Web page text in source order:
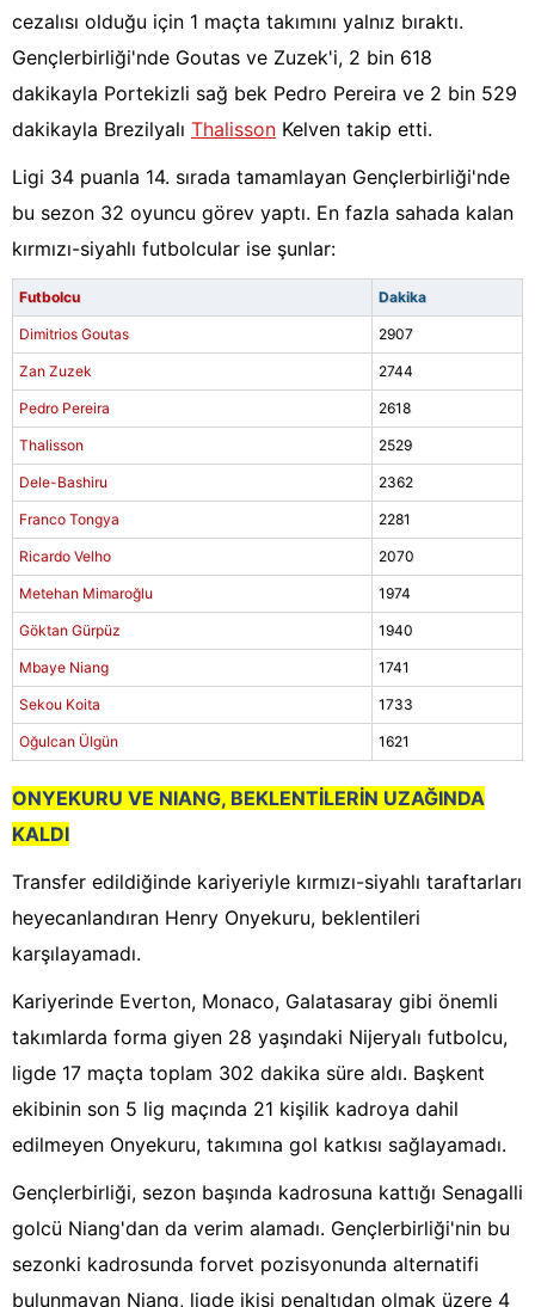
cezalısı olduğu için 1 maçta takımını yalnız bıraktı.
Gençlerbirliği'nde Goutas ve Zuzek'i, 2 bin 618
dakikayla Portekizli sağ bek Pedro Pereira ve 2 bin 529
dakikayla Brezilyalı Thalisson Kelven takip etti.
Ligi 34 puanla 14. sırada tamamlayan Gençlerbirliği'nde
bu sezon 32 oyuncu görev yaptı. En fazla sahada kalan
kırmızı-siyahlı futbolcular ise şunlar:
Futbolcu Dakika
Dimitrios Goutas 2907
Zan Zuzek 2744
Pedro Pereira 2618
Thalisson 2529
Dele-Bashiru 2362
Franco Tongya 2281
Ricardo Velho 2070
Metehan Mimaroğlu 1974
Göktan Gürpüz 1940
Mbaye Niang 1741
Sekou Koita 1733
Oğulcan Ülgün 1621
ONYEKURU VE NIANG, BEKLENTİLERİN UZAĞINDA
KALDI
Transfer edildiğinde kariyeriyle kırmızı-siyahlı taraftarları
heyecanlandıran Henry Onyekuru, beklentileri
karşılayamadı.
Kariyerinde Everton, Monaco, Galatasaray gibi önemli
takımlarda forma giyen 28 yaşındaki Nijeryalı futbolcu,
ligde 17 maçta toplam 302 dakika süre aldı. Başkent
ekibinin son 5 lig maçında 21 kişilik kadroya dahil
edilmeyen Onyekuru, takımına gol katkısı sağlayamadı.
Gençlerbirliği, sezon başında kadrosuna kattığı Senagalli
golcü Niang'dan da verim alamadı. Gençlerbirliği'nin bu
sezonki kadrosunda forvet pozisyonunda alternatifi
bulunmayan Niang, ligde ikisi penaltıdan olmak üzere 4